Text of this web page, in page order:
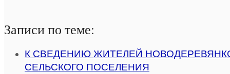
Записи по теме:
К СВЕДЕНИЮ ЖИТЕЛЕЙ
СЕЛЬСКОГО ПОСЕЛЕНИЯ